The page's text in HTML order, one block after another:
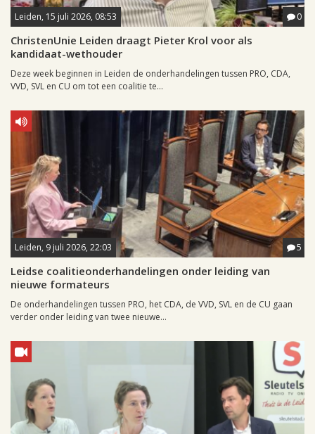
Leiden, 15 juli 2026, 08:53 0
ChristenUnie Leiden draagt Pieter Krol voor als
kandidaat-wethouder
Deze week beginnen in Leiden de onderhandelingen tussen PRO, CDA,
VVD, SVL en CU om tot een coalitie te...
Leiden, 9 juli 2026, 22:03 5
Leidse coalitieonderhandelingen onder leiding van
nieuwe formateurs
De onderhandelingen tussen PRO, het CDA, de VVD, SVL en de CU gaan
verder onder leiding van twee nieuwe...